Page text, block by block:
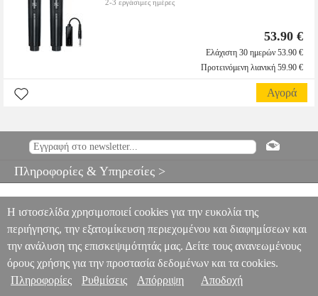
2-3 εργάσιμες ημέρες
53.90 €
Ελάχιστη 30 ημερών 53.90 €
Προτεινόμενη λιανική 59.90 €
Αγορά
Πληροφορίες & Υπηρεσίες >
Η ιστοσελίδα χρησιμοποιεί cookies για την ευκολία της
περιήγησης, την εξατομίκευση περιεχομένου και διαφημίσεων και
την ανάλυση της επισκεψιμότητάς μας. Δείτε τους ανανεωμένους
όρους χρήσης για την προστασία δεδομένων και τα cookies.
Πληροφορίες
Ρυθμίσεις Απόρριψη Αποδοχή